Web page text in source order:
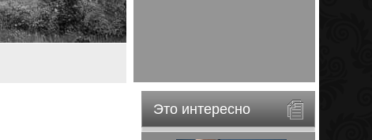
Это интересно